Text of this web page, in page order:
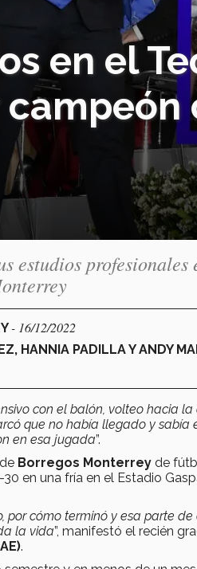
en el
profesionales
- 16/12/2022
HANNIA PADILLA Y ANDY
con el balón, volteo hacia
que no había llegado y sabía
en esa jugada”.
Borregos Monterrey de
30 en una fría en el Estadio
cómo terminó y esa parte
la vida”, manifestó el recién
.